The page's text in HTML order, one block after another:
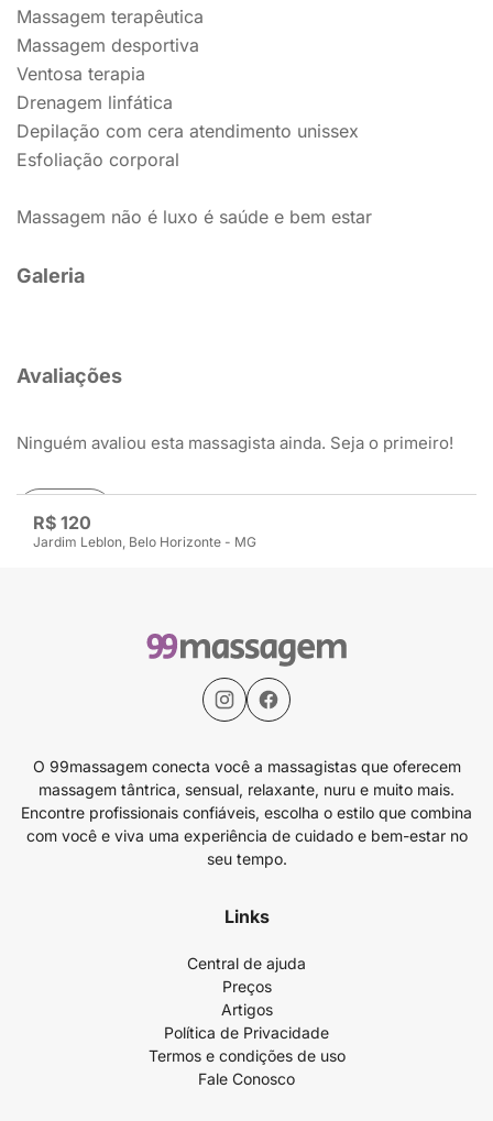
R$ 120
Jardim Leblon, Belo Horizonte - MG
Massagem terapêutica
Massagem desportiva
Ventosa terapia
Drenagem linfática
Depilação com cera atendimento unissex
Esfoliação corporal
Massagem não é luxo é saúde e bem estar
Galeria
Avaliações
Ninguém avaliou esta massagista ainda. Seja o primeiro!
Avaliar
O 99massagem conecta você a massagistas que oferecem
massagem tântrica, sensual, relaxante, nuru e muito mais.
Encontre profissionais confiáveis, escolha o estilo que combina
com você e viva uma experiência de cuidado e bem-estar no
seu tempo.
Links
Central de ajuda
Preços
Artigos
Política de Privacidade
Termos e condições de uso
Fale Conosco